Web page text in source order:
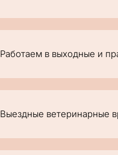
Работаем в выходные и
Выездные ветеринарные